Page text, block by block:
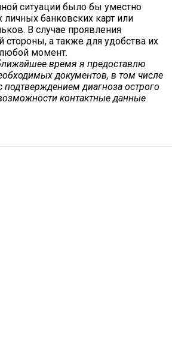
ситуации было бы уместно
банковских карт или
В случае проявления
а также для удобства их
момент.
время я предоставлю
документов, в том числе
подтверждением диагноза острого
контактные данные